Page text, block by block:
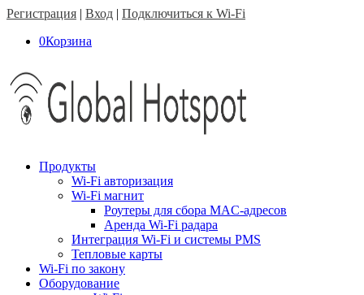
Регистрация | Вход | Подключиться к Wi-Fi
0Корзина
Продукты
Wi-Fi авторизация
Wi-Fi магнит
Роутеры для сбора MAC-адресов
Аренда Wi-Fi радара
Интеграция Wi-Fi и системы PMS
Тепловые карты
Wi-Fi по закону
Оборудование